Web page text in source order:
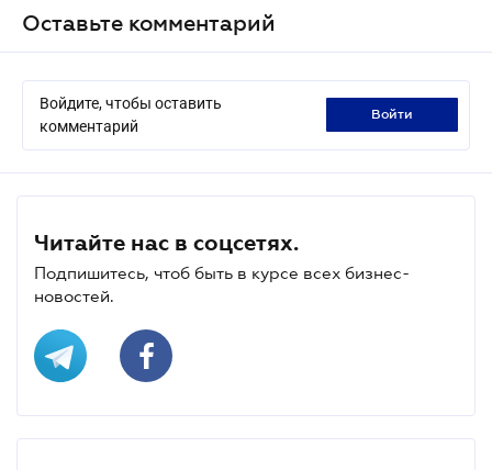
Оставьте комментарий
Войдите, чтобы оставить
комментарий
войти
Читайте нас в соцсетях.
Подпишитесь, чтоб быть в курсе всех бизнес-
новостей.